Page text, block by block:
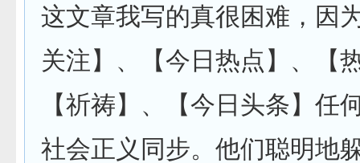
这文章我写的真很困难，因
关注】、【今日热点】、【
【祈祷】、【今日头条】任
社会正义同步。他们聪明地